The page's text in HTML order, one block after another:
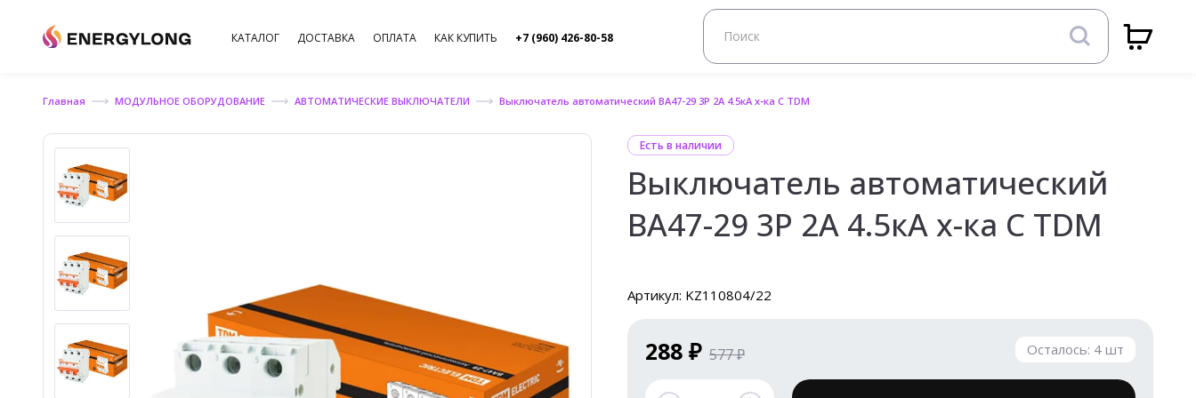
КАТАЛОГ ДОСТАВКА ОПЛАТА КАК КУПИТЬ +7 (960) 426-80-58
Главная МОДУЛЬНОЕ ОБОРУДОВАНИЕ АВТОМАТИЧЕСКИЕ ВЫКЛЮЧАТЕЛИ Выключатель автоматический ВА47-29 3Р 2А 4.5кА х-ка С TDM
Есть в наличии
Выключатель автоматический
ВА47-29 3Р 2А 4.5кА х-ка С TDM
Артикул: KZ110804/22
288 ₽ 577 ₽ Осталось: 4 шт